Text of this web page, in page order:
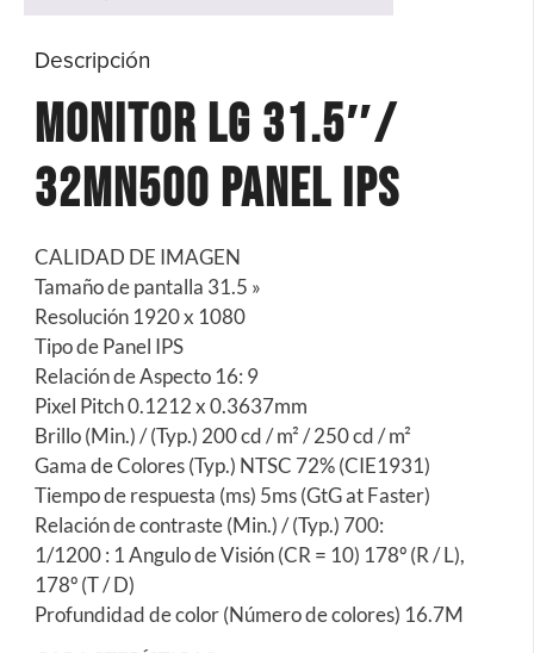
Descripción
Monitor LG 31.5″/
32MN500 Panel IPS
CALIDAD DE IMAGEN
Tamaño de pantalla 31.5 »
Resolución 1920 x 1080
Tipo de Panel IPS
Relación de Aspecto 16: 9
Pixel Pitch 0.1212 x 0.3637mm
Brillo (Min.) / (Typ.) 200 cd / m² / 250 cd / m²
Gama de Colores (Typ.) NTSC 72% (CIE1931)
Tiempo de respuesta (ms) 5ms (GtG at Faster)
Relación de contraste (Min.) / (Typ.) 700:
1/1200 : 1 Angulo de Visión (CR = 10) 178º (R / L),
178º (T / D)
Profundidad de color (Número de colores) 16.7M